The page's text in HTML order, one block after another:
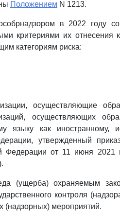
Положением N 1213.
в 2022 году
критериями их отнесения
категориям риска:
осуществляющие
осуществляющих
языку как иностранному,
утвержденный
Федерации от 11 июня
(ущерба) охраняемым
контроля
(надзорных) мероприятий.